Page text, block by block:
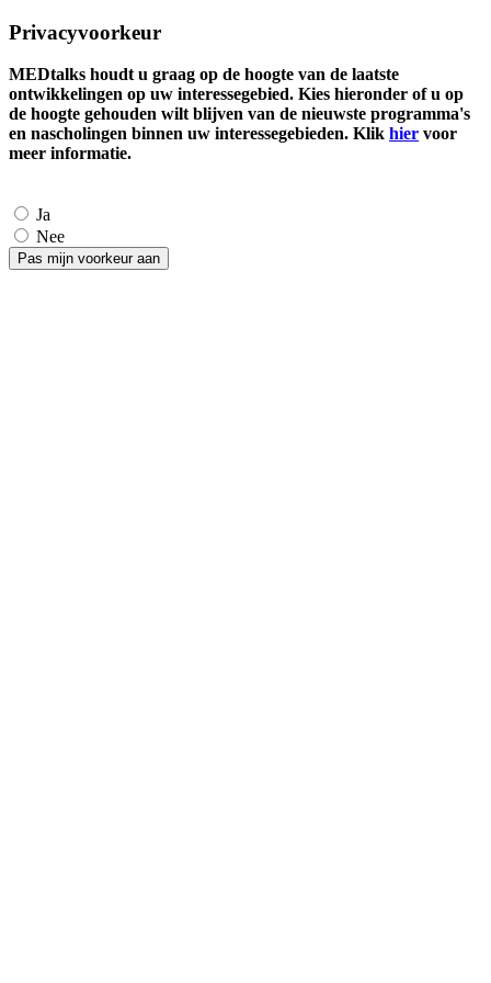
Privacyvoorkeur
MEDtalks houdt u graag op de hoogte van de laatste
ontwikkelingen op uw interessegebied. Kies hieronder of u op
de hoogte gehouden wilt blijven van de nieuwste programma's
en nascholingen binnen uw interessegebieden. Klik hier voor
meer informatie.
Ja
Nee